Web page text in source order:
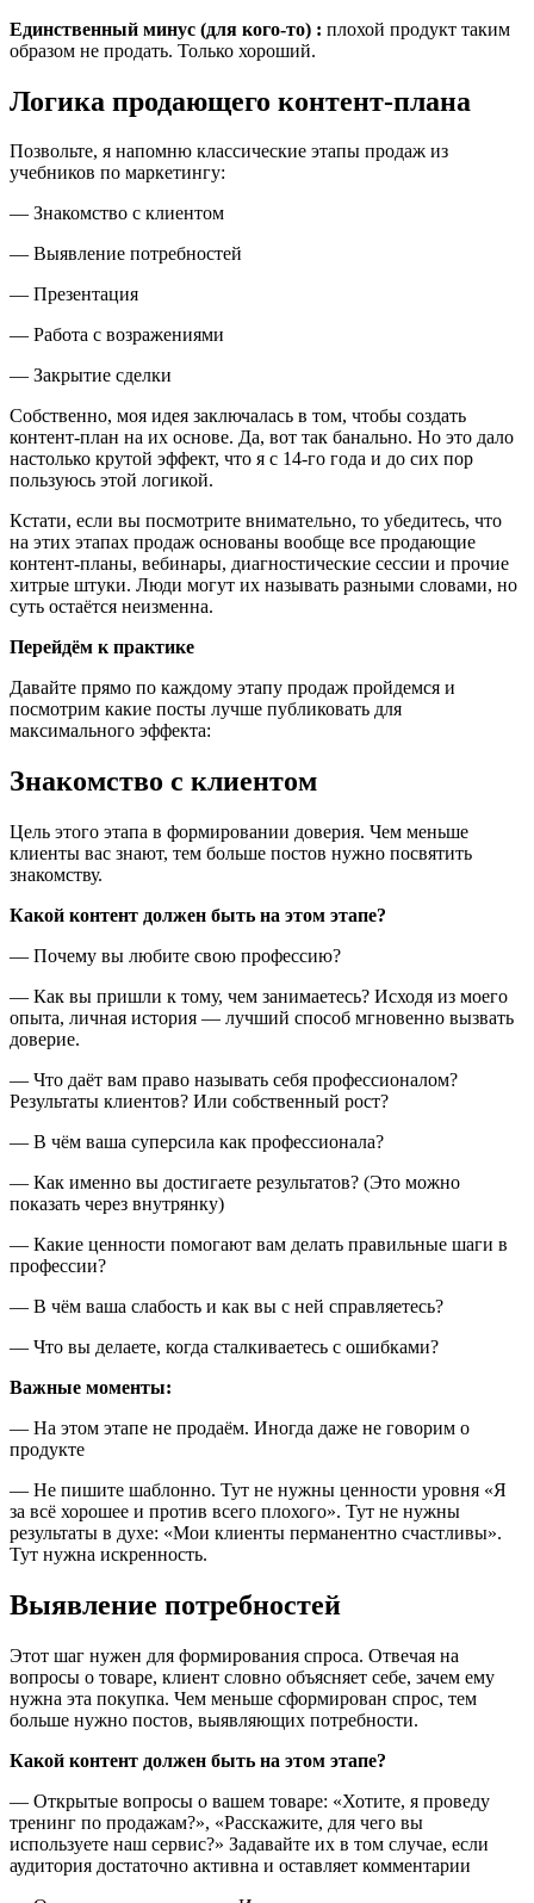
Единственный минус (для кого-то) : плохой продукт таким
образом не продать. Только хороший.
Логика продающего контент-плана
Позвольте, я напомню классические этапы продаж из
учебников по маркетингу:
— Знакомство с клиентом
— Выявление потребностей
— Презентация
— Работа с возражениями
— Закрытие сделки
Собственно, моя идея заключалась в том, чтобы создать
контент-план на их основе. Да, вот так банально. Но это дало
настолько крутой эффект, что я с 14-го года и до сих пор
пользуюсь этой логикой.
Кстати, если вы посмотрите внимательно, то убедитесь, что
на этих этапах продаж основаны вообще все продающие
контент-планы, вебинары, диагностические сессии и прочие
хитрые штуки. Люди могут их называть разными словами, но
суть остаётся неизменна.
Перейдём к практике
Давайте прямо по каждому этапу продаж пройдемся и
посмотрим какие посты лучше публиковать для
максимального эффекта:
Знакомство с клиентом
Цель этого этапа в формировании доверия. Чем меньше
клиенты вас знают, тем больше постов нужно посвятить
знакомству.
Какой контент должен быть на этом этапе?
— Почему вы любите свою профессию?
— Как вы пришли к тому, чем занимаетесь? Исходя из моего
опыта, личная история — лучший способ мгновенно вызвать
доверие.
— Что даёт вам право называть себя профессионалом?
Результаты клиентов? Или собственный рост?
— В чём ваша суперсила как профессионала?
— Как именно вы достигаете результатов? (Это можно
показать через внутрянку)
— Какие ценности помогают вам делать правильные шаги в
профессии?
— В чём ваша слабость и как вы с ней справляетесь?
— Что вы делаете, когда сталкиваетесь с ошибками?
Важные моменты:
— На этом этапе не продаём. Иногда даже не говорим о
продукте
— Не пишите шаблонно. Тут не нужны ценности уровня «Я
за всё хорошее и против всего плохого». Тут не нужны
результаты в духе: «Мои клиенты перманентно счастливы».
Тут нужна искренность.
Выявление потребностей
Этот шаг нужен для формирования спроса. Отвечая на
вопросы о товаре, клиент словно объясняет себе, зачем ему
нужна эта покупка. Чем меньше сформирован спрос, тем
больше нужно постов, выявляющих потребности.
Какой контент должен быть на этом этапе?
— Открытые вопросы о вашем товаре: «Хотите, я проведу
тренинг по продажам?», «Расскажите, для чего вы
используете наш сервис?» Задавайте их в том случае, если
аудитория достаточно активна и оставляет комментарии